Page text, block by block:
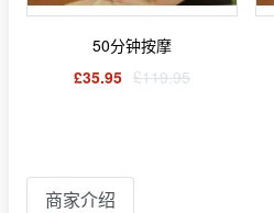
50分钟按摩
£35.95 £119.95
商家介绍